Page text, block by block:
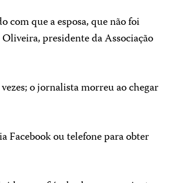
com que a esposa, que não foi
presidente da Associação
o jornalista morreu ao chegar
Facebook ou telefone para obter